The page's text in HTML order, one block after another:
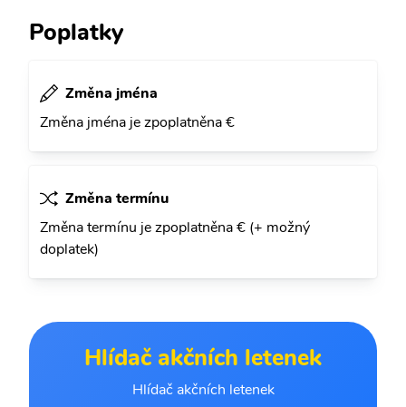
Poplatky
Změna jména
Změna jména je zpoplatněna €
Změna termínu
Změna termínu je zpoplatněna € (+ možný
doplatek)
Hlídač akčních letenek
Hlídač akčních letenek